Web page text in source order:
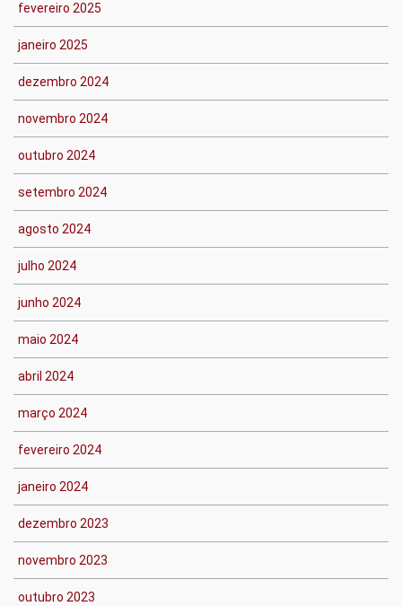
fevereiro 2025
janeiro 2025
dezembro 2024
novembro 2024
outubro 2024
setembro 2024
agosto 2024
julho 2024
junho 2024
maio 2024
abril 2024
março 2024
fevereiro 2024
janeiro 2024
dezembro 2023
novembro 2023
outubro 2023